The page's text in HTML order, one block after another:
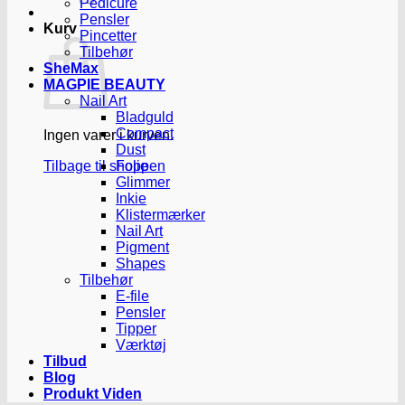
Kurv
Ingen varer i kurven.
Tilbage til shoppen
Pedicure
Pensler
Pincetter
Tilbehør
SheMax
MAGPIE BEAUTY
Nail Art
Bladguld
Compact
Dust
Folie
Glimmer
Inkie
Klistermærker
Nail Art
Pigment
Shapes
Tilbehør
E-file
Pensler
Tipper
Værktøj
Tilbud
Blog
Produkt Viden